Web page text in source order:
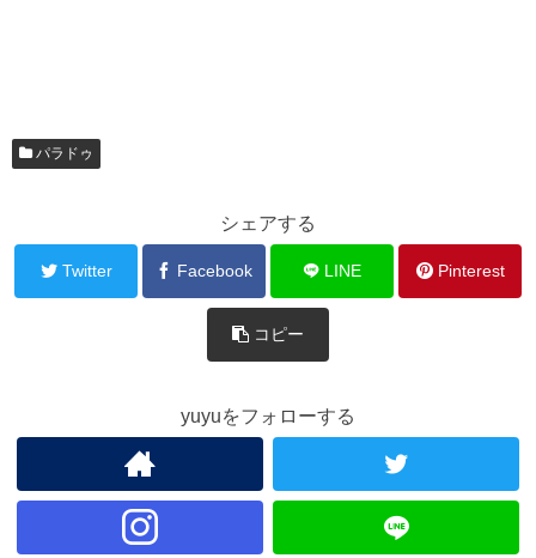
パラドゥ
シェアする
Twitter Facebook LINE Pinterest
コピー
yuyuをフォローする